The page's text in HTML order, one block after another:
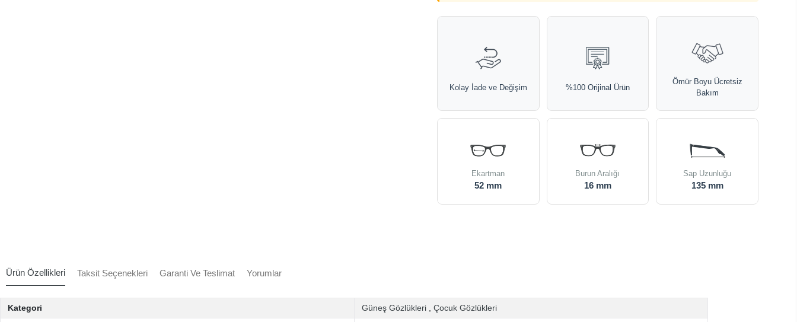
Kolay İade ve Değişim %100 Orijinal Ürün
Ömür Boyu Ücretsiz
Bakım
Ekartman
52 mm
Burun Aralığı
16 mm
Sap Uzunluğu
135 mm
Ürün Özellikleri Taksit Seçenekleri Garanti Ve Teslimat Yorumlar
Kategori Güneş Gözlükleri Çocuk Gözlükleri